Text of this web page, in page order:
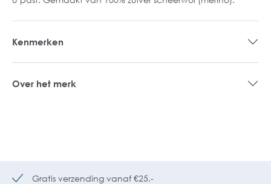
Kenmerken
Over het merk
Gratis verzending vanaf €25,-